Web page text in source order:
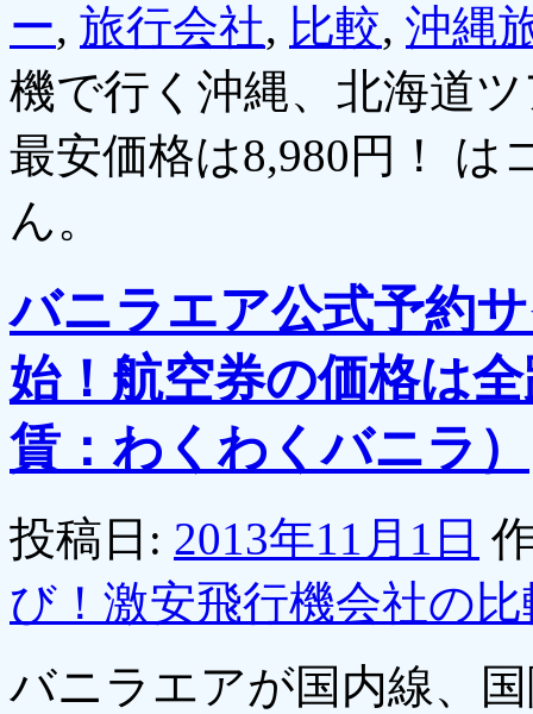
ー, 旅行会社, 比較, 沖縄
機で行く沖縄、北海道
最安価格は8,980円！ は
ん。
バニラエア公式予約
始！航空券の価格は
賃：わくわくバニラ）
投稿日: 2013年11月1日
び！激安飛行機会社の
バニラエアが国内線、